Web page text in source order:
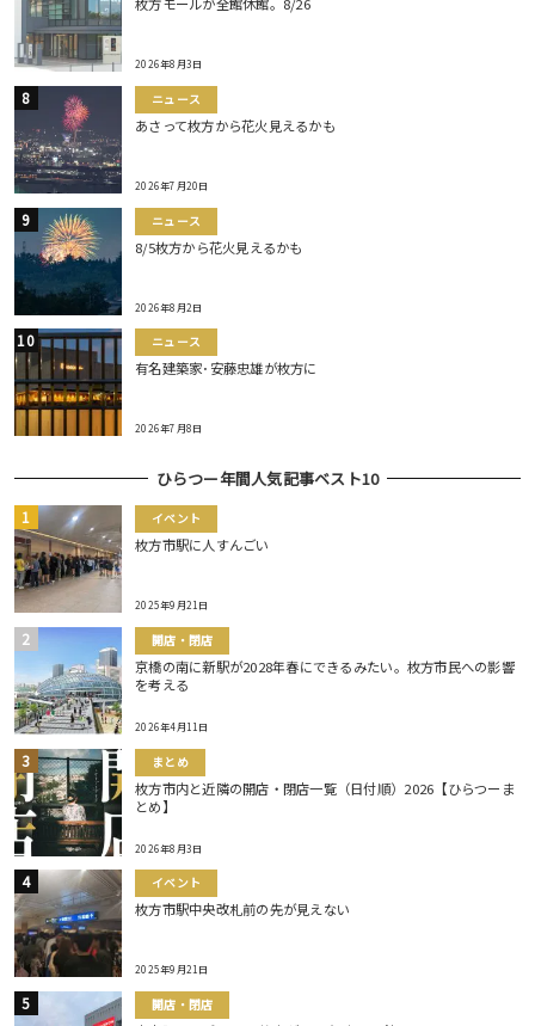
2026年8月3日
ニュース
あさって枚方から花火見えるかも
2026年7月20日
ニュース
8/5枚方から花火見えるかも
2026年8月2日
ニュース
有名建築家･安藤忠雄が枚方に
2026年7月8日
ひらつー年間人気記事ベスト10
イベント
枚方市駅に人すんごい
2025年9月21日
開店・閉店
京橋の南に新駅が2028年春にできるみたい。枚方市民への影響
を考える
2026年4月11日
まとめ
枚方市内と近隣の開店・閉店一覧（日付順）2026【ひらつーま
とめ】
2026年8月3日
イベント
枚方市駅中央改札前の先が見えない
2025年9月21日
開店・閉店